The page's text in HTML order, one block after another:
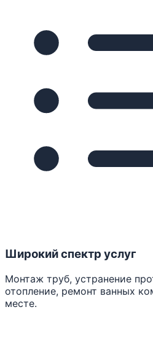
Широкий спектр услуг
Монтаж труб, устранение
отопление, ремонт ванных
месте.